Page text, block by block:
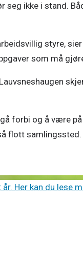
seg ikke i stand.
styre,
som må
forbi og å være
flott samlingssted.
Her kan du lese